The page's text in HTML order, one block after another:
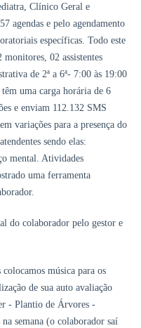
Clínico Geral e
agendas e pelo agendamento
específicas. Todo este
02 assistentes
de 2ª a 6ª- 7:00 às 19:00
uma carga horária de 6
e enviam 112.132 SMS
variações para a presença do
sendo elas:
mental. Atividades
uma ferramenta
do colaborador pelo gestor e
música para os
de sua auto avaliação
- Plantio de Árvores -
semana (o colaborador saí